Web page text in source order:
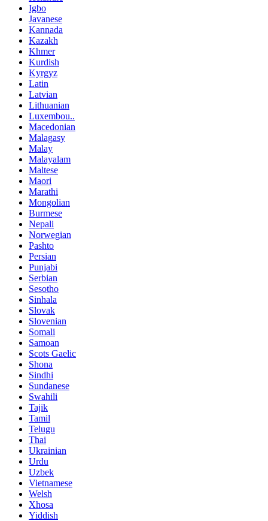
Igbo
Javanese
Kannada
Kazakh
Khmer
Kurdish
Kyrgyz
Latin
Latvian
Lithuanian
Luxembou..
Macedonian
Malagasy
Malay
Malayalam
Maltese
Maori
Marathi
Mongolian
Burmese
Nepali
Norwegian
Pashto
Persian
Punjabi
Serbian
Sesotho
Sinhala
Slovak
Slovenian
Somali
Samoan
Scots Gaelic
Shona
Sindhi
Sundanese
Swahili
Tajik
Tamil
Telugu
Thai
Ukrainian
Urdu
Uzbek
Vietnamese
Welsh
Xhosa
Yiddish